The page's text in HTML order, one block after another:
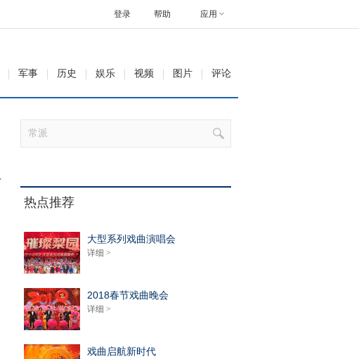
帮助 应用
登录
军事 历史 娱乐 视频 图片 评论
热点推荐
大型系列戏曲演唱会
详细 >
2018春节戏曲晚会
详细 >
戏曲启航新时代